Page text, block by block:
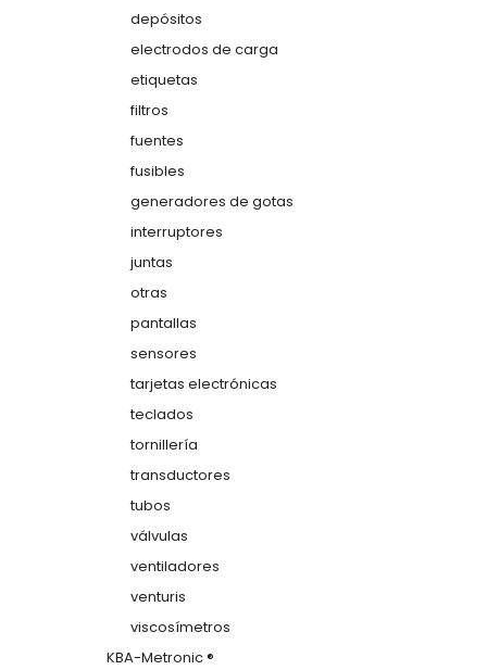
depósitos
electrodos de carga
etiquetas
filtros
fuentes
fusibles
generadores de gotas
interruptores
juntas
otras
pantallas
sensores
tarjetas electrónicas
teclados
tornillería
transductores
tubos
válvulas
ventiladores
venturis
viscosímetros
KBA-Metronic ®